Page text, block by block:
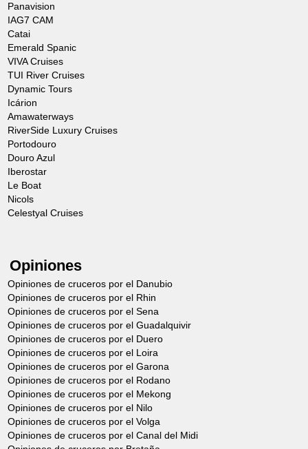
Panavision
IAG7 CAM
Catai
Emerald Spanic
VIVA Cruises
TUI River Cruises
Dynamic Tours
Icárion
Amawaterways
RiverSide Luxury Cruises
Portodouro
Douro Azul
Iberostar
Le Boat
Nicols
Celestyal Cruises
Opiniones
Opiniones de cruceros por el Danubio
Opiniones de cruceros por el Rhin
Opiniones de cruceros por el Sena
Opiniones de cruceros por el Guadalquivir
Opiniones de cruceros por el Duero
Opiniones de cruceros por el Loira
Opiniones de cruceros por el Garona
Opiniones de cruceros por el Rodano
Opiniones de cruceros por el Mekong
Opiniones de cruceros por el Nilo
Opiniones de cruceros por el Volga
Opiniones de cruceros por el Canal del Midi